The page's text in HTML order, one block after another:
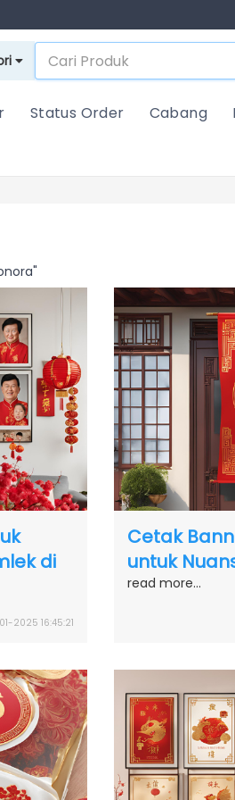
Status Order Cabang
di
2025 16:45:21
Cetak
untuk
read more...